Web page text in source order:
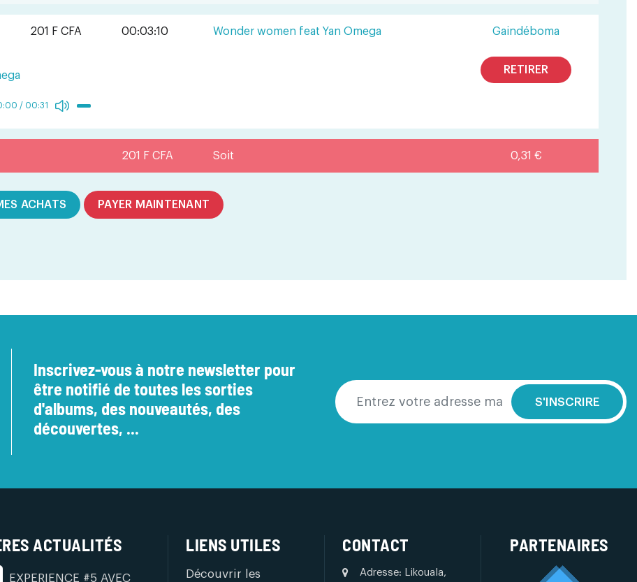
201 F CFA 00:03:10 Wonder women feat Yan Omega Gaindéboma
/ 00:31
RETIRER
201 F CFA Soit 0,31 €
ACHATS PAYER MAINTENANT
Inscrivez-vous à notre newsletter pour
être notifié de toutes les sorties
d'albums, des nouveautés, des
découvertes, ...
S'INSCRIRE
ACTUALITÉS
EXPERIENCE #5 AVEC
LIENS UTILES
Découvrir les
CONTACT
Adresse: Likouala,
PARTENAIRES